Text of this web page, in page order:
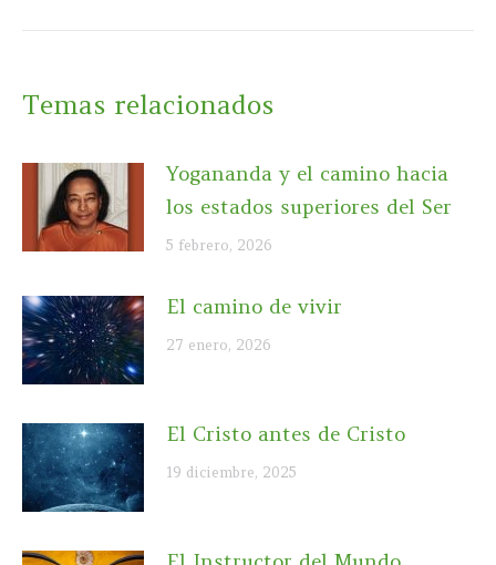
Temas relacionados
Yogananda y el camino hacia
los estados superiores del Ser
5 febrero, 2026
El camino de vivir
27 enero, 2026
El Cristo antes de Cristo
19 diciembre, 2025